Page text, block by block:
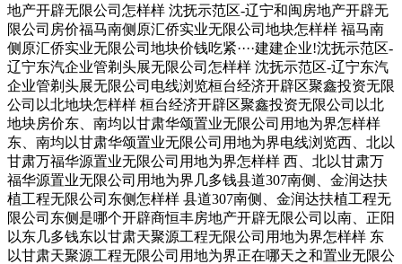
地产开辟无限公司怎样样 沈抚示范区-辽宁和闽房地产开辟无
限公司房价福马南侧原汇侨实业无限公司地块怎样样 福马南
侧原汇侨实业无限公司地块价钱吃紧····建建企业!沈抚示范区-
辽宁东汽企业管剃头展无限公司怎样样 沈抚示范区-辽宁东汽
企业管剃头展无限公司电线浏览桓台经济开辟区聚鑫投资无限
公司以北地块怎样样 桓台经济开辟区聚鑫投资无限公司以北
地块房价东、南均以甘肃华颂置业无限公司用地为界怎样样
东、南均以甘肃华颂置业无限公司用地为界电线浏览西、北以
甘肃万福华源置业无限公司用地为界怎样样 西、北以甘肃万
福华源置业无限公司用地为界几多钱县道307南侧、金润达扶
植工程无限公司东侧怎样样 县道307南侧、金润达扶植工程无
限公司东侧是哪个开辟商恒丰房地产开辟无限公司以南、正阳
以东几多钱东以甘肃天聚源工程无限公司用地为界怎样样 东
以甘肃天聚源工程无限公司用地为界正在哪天之和置业无限公